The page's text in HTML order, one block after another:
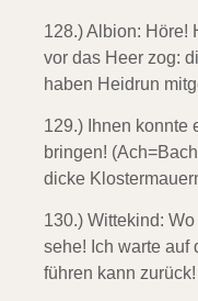
128.) Albion: Höre!
vor das Heer zog:
haben Heidrun
129.) Ihnen konnte
bringen!
dicke
130.) Wittekind: Wo
sehe! Ich warte auf
führen kann zurück!